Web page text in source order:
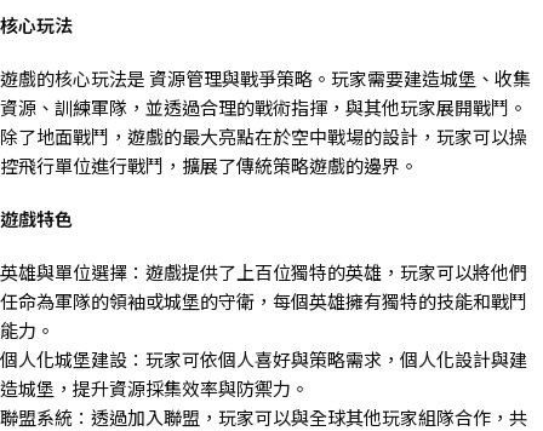
核心玩法
遊戲的核心玩法是 資源管理與戰爭策略。玩家需要建造城堡、收集
資源、訓練軍隊，並透過合理的戰術指揮，與其他玩家展開戰鬥。
除了地面戰鬥，遊戲的最大亮點在於空中戰場的設計，玩家可以操
控飛行單位進行戰鬥，擴展了傳統策略遊戲的邊界。
遊戲特色
英雄與單位選擇：遊戲提供了上百位獨特的英雄，玩家可以將他們
任命為軍隊的領袖或城堡的守衛，每個英雄擁有獨特的技能和戰鬥
能力。
個人化城堡建設：玩家可依個人喜好與策略需求，個人化設計與建
造城堡，提升資源採集效率與防禦力。
聯盟系統：透過加入聯盟，玩家可以與全球其他玩家組隊合作，共